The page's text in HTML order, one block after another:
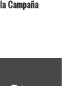
Campaña